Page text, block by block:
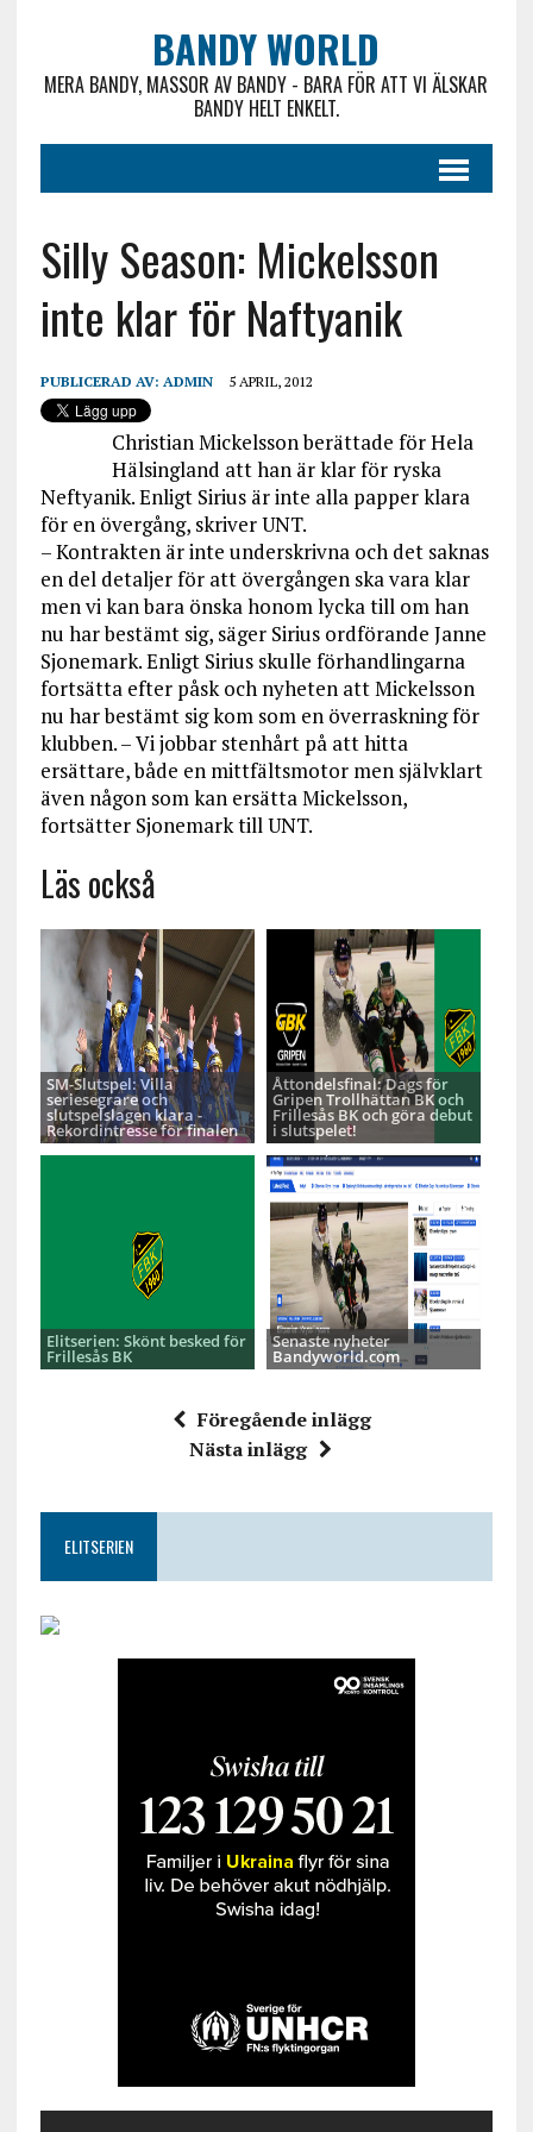
BANDY WORLD
MERA BANDY, MASSOR AV BANDY - BARA FÖR ATT VI ÄLSKAR
BANDY HELT ENKELT.
Silly Season: Mickelsson
inte klar för Naftyanik
PUBLICERAD AV: ADMIN 5 APRIL, 2012
Christian Mickelsson berättade för Hela
Hälsingland att han är klar för ryska
Neftyanik. Enligt Sirius är inte alla papper klara
för en övergång, skriver UNT.
– Kontrakten är inte underskrivna och det saknas
en del detaljer för att övergången ska vara klar
men vi kan bara önska honom lycka till om han
nu har bestämt sig, säger Sirius ordförande Janne
Sjonemark. Enligt Sirius skulle förhandlingarna
fortsätta efter påsk och nyheten att Mickelsson
nu har bestämt sig kom som en överraskning för
klubben. – Vi jobbar stenhårt på att hitta
ersättare, både en mittfältsmotor men självklart
även någon som kan ersätta Mickelsson,
fortsätter Sjonemark till UNT.
Läs också
SM-Slutspel: Villa
seriesegrare och
slutspelslagen klara -
Rekordintresse för finalen
Åttondelsfinal: Dags för
Gripen Trollhättan BK och
Frillesås BK och göra debut
i slutspelet!
Elitserien: Skönt besked för
Frillesås BK
Senaste nyheter
Bandyworld.com
Föregående inlägg
Nästa inlägg
ELITSERIEN